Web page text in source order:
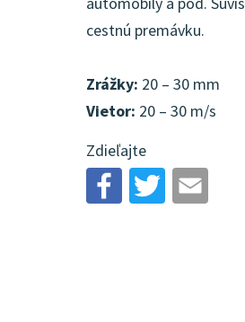
cestnú premávku.
Zrážky: 20 – 30 mm
Vietor: 20 – 30 m/s
Zdieľajte